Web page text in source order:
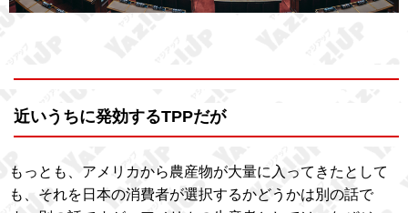
近いうちに発効するTPPだが
もっとも、アメリカから農産物が大量に入ってきたとして
も、それを日本の消費者が選択するかどうかは別の話で